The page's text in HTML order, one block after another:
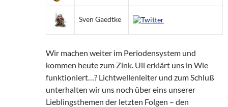
Sven Gaedtke
Wir machen weiter im Periodensystem und
kommen heute zum Zink. Uli erklärt uns in Wie
funktioniert…? Lichtwellenleiter und zum Schluß
unterhalten wir uns noch über eins unserer
Lieblingsthemen der letzten Folgen – den